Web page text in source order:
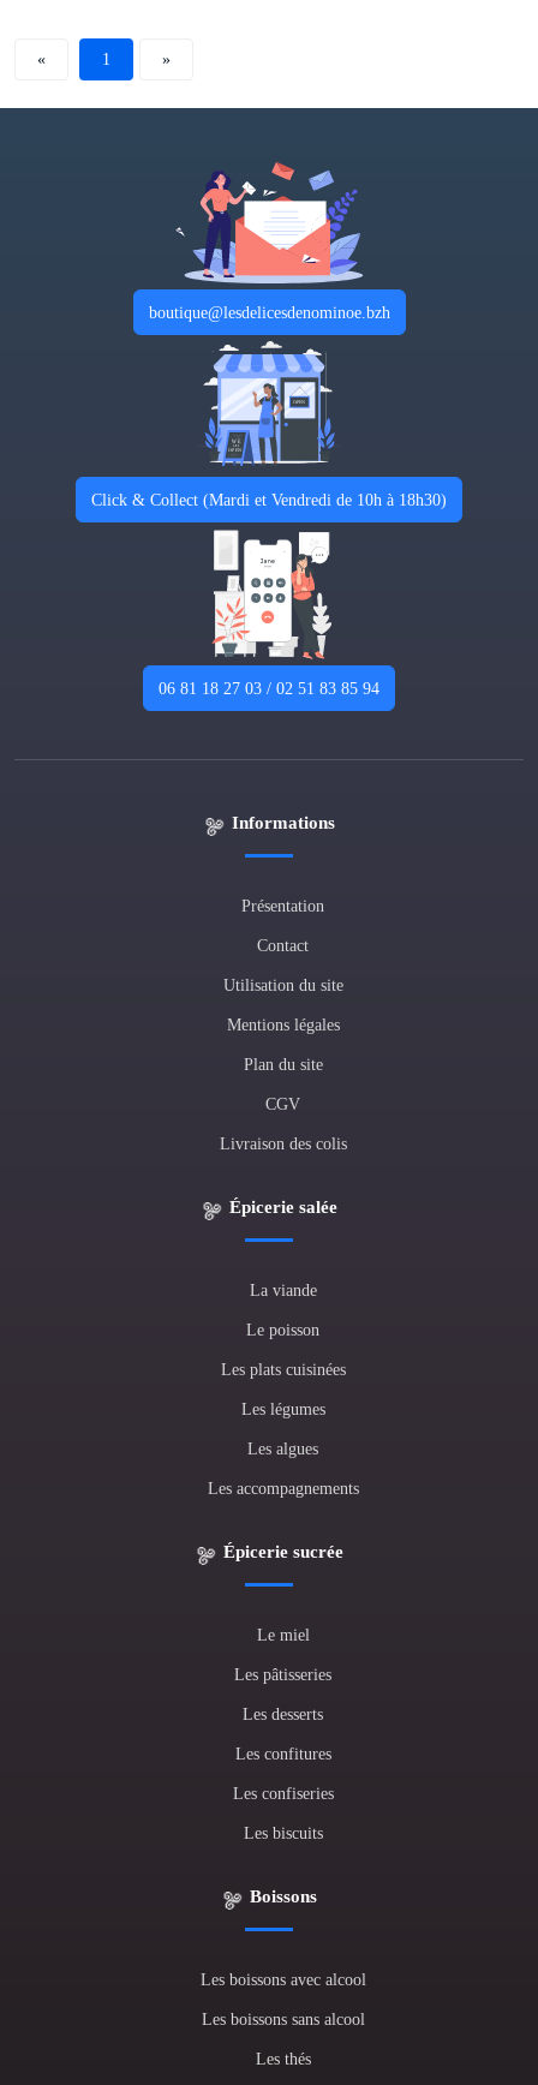
« 1 »
boutique@lesdelicesdenominoe.bzh
Click & Collect (Mardi et Vendredi de 10h à 18h30)
06 81 18 27 03 / 02 51 83 85 94
Informations
Présentation
Contact
Utilisation du site
Mentions légales
Plan du site
CGV
Livraison des colis
Épicerie salée
La viande
Le poisson
Les plats cuisinées
Les légumes
Les algues
Les accompagnements
Épicerie sucrée
Le miel
Les pâtisseries
Les desserts
Les confitures
Les confiseries
Les biscuits
Boissons
Les boissons avec alcool
Les boissons sans alcool
Les thés